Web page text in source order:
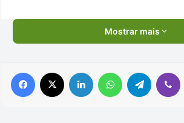
Mostrar mais
Facebook Linkedin WhatsAppTelegram